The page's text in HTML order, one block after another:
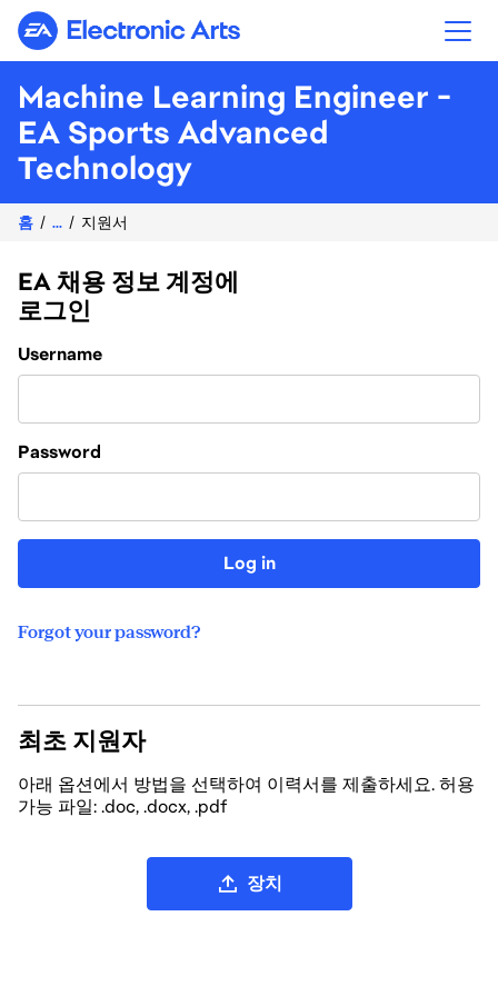
Electronic Arts
Machine Learning Engineer -
EA Sports Advanced
Technology
홈 ... 지원서
EA 채용 정보 계정에
로그인
Login
Username
Password
Log in
Forgot your password?
최초 지원자
아래 옵션에서 방법을 선택하여 이력서를 제출하세요. 허용
가능 파일: .doc, .docx, .pdf
장치